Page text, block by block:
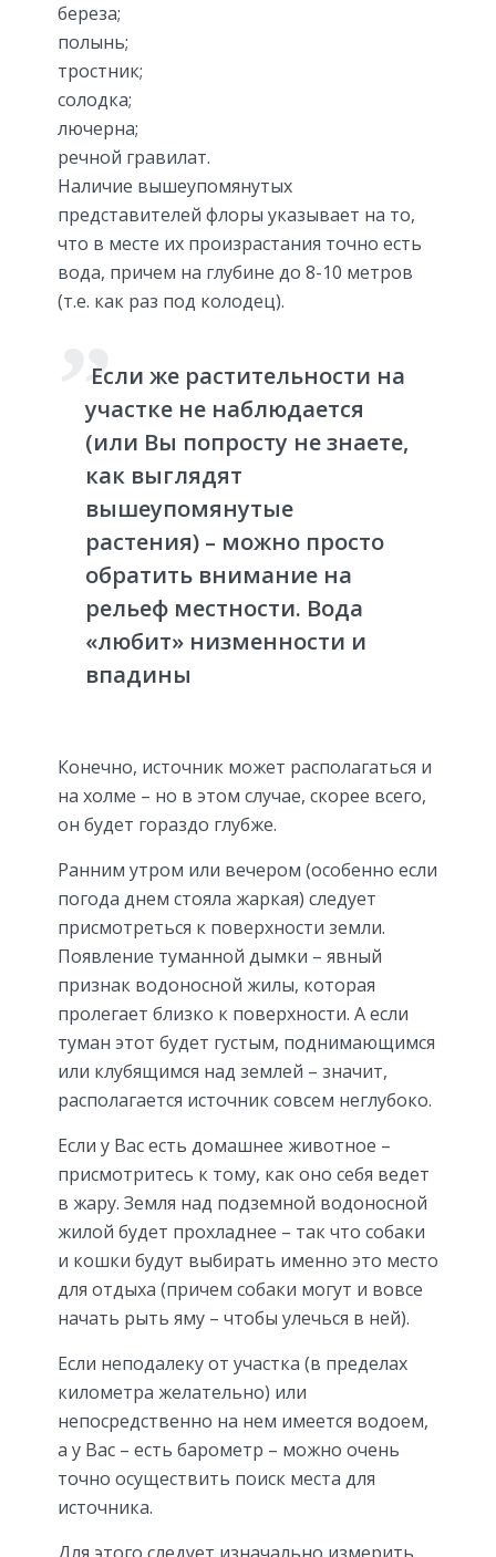
береза;
полынь;
тростник;
солодка;
лючерна;
речной гравилат.
Наличие вышеупомянутых
представителей флоры указывает на то,
что в месте их произрастания точно есть
вода, причем на глубине до 8-10 метров
(т.е. как раз под колодец).
Если же растительности на
участке не наблюдается
(или Вы попросту не знаете,
как выглядят
вышеупомянутые
растения) – можно просто
обратить внимание на
рельеф местности. Вода
«любит» низменности и
впадины
Конечно, источник может располагаться и
на холме – но в этом случае, скорее всего,
он будет гораздо глубже.
Ранним утром или вечером (особенно если
погода днем стояла жаркая) следует
присмотреться к поверхности земли.
Появление туманной дымки – явный
признак водоносной жилы, которая
пролегает близко к поверхности. А если
туман этот будет густым, поднимающимся
или клубящимся над землей – значит,
располагается источник совсем неглубоко.
Если у Вас есть домашнее животное –
присмотритесь к тому, как оно себя ведет
в жару. Земля над подземной водоносной
жилой будет прохладнее – так что собаки
и кошки будут выбирать именно это место
для отдыха (причем собаки могут и вовсе
начать рыть яму – чтобы улечься в ней).
Если неподалеку от участка (в пределах
километра желательно) или
непосредственно на нем имеется водоем,
а у Вас – есть барометр – можно очень
точно осуществить поиск места для
источника.